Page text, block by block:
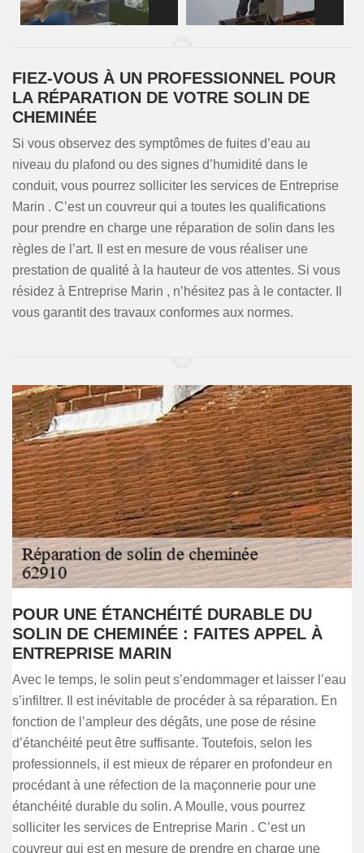
FIEZ-VOUS À UN PROFESSIONNEL POUR
LA RÉPARATION DE VOTRE SOLIN DE
CHEMINÉE
Si vous observez des symptômes de fuites d’eau au
niveau du plafond ou des signes d’humidité dans le
conduit, vous pourrez solliciter les services de Entreprise
Marin . C’est un couvreur qui a toutes les qualifications
pour prendre en charge une réparation de solin dans les
règles de l’art. Il est en mesure de vous réaliser une
prestation de qualité à la hauteur de vos attentes. Si vous
résidez à Entreprise Marin , n’hésitez pas à le contacter. Il
vous garantit des travaux conformes aux normes.
POUR UNE ÉTANCHÉITÉ DURABLE DU
SOLIN DE CHEMINÉE : FAITES APPEL À
ENTREPRISE MARIN
Avec le temps, le solin peut s’endommager et laisser l’eau
s’infiltrer. Il est inévitable de procéder à sa réparation. En
fonction de l’ampleur des dégâts, une pose de résine
d’étanchéité peut être suffisante. Toutefois, selon les
professionnels, il est mieux de réparer en profondeur en
procédant à une réfection de la maçonnerie pour une
étanchéité durable du solin. A Moulle, vous pourrez
solliciter les services de Entreprise Marin . C’est un
couvreur qui est en mesure de prendre en charge une